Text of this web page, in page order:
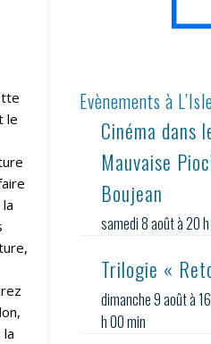
le
Evènements à
Cinéma dans
Mauvaise
Boujean
samedi 8 août à 20
Trilogie «
dimanche 9 août à
h 00 min